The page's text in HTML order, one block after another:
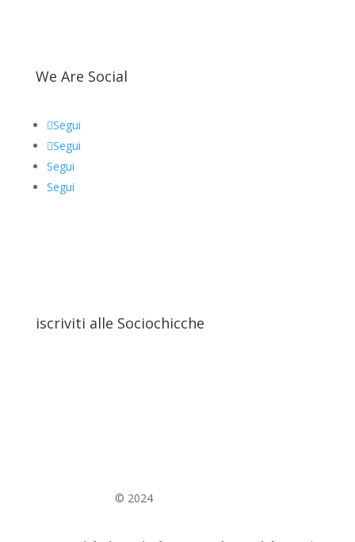
We Are Social
Segui
Segui
Segui
Segui
iscriviti alle Sociochicche
© 2024